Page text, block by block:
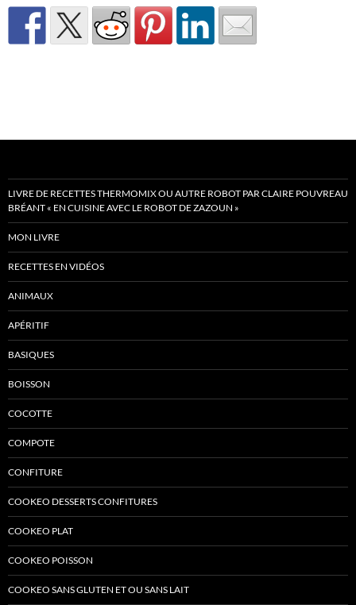
LIVRE DE RECETTES THERMOMIX OU AUTRE ROBOT PAR CLAIRE POUVREAU
BRÉANT « EN CUISINE AVEC LE ROBOT DE ZAZOUN »
MON LIVRE
RECETTES EN VIDÉOS
ANIMAUX
APÉRITIF
BASIQUES
BOISSON
COCOTTE
COMPOTE
CONFITURE
COOKEO DESSERTS CONFITURES
COOKEO PLAT
COOKEO POISSON
COOKEO SANS GLUTEN ET OU SANS LAIT